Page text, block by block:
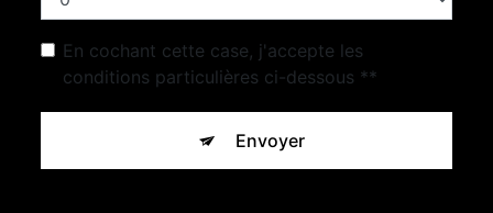
En cochant cette case, j'accepte les
conditions particulières ci-dessous **
Envoyer